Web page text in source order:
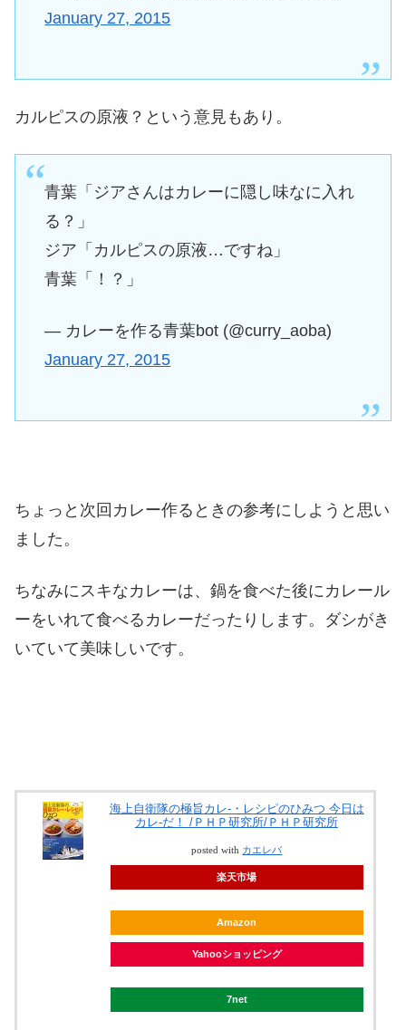
January 27, 2015
カルピスの原液？という意見もあり。
青葉「ジアさんはカレーに隠し味なに入れ
る？」
ジア「カルピスの原液…ですね」
青葉「！？」
— カレーを作る青葉bot (@curry_aoba)
January 27, 2015
ちょっと次回カレー作るときの参考にしようと思い
ました。
ちなみにスキなカレーは、鍋を食べた後にカレール
ーをいれて食べるカレーだったりします。ダシがき
いていて美味しいです。
海上自衛隊の極旨カレ-・レシピのひみつ 今日は
カレ-だ！ /ＰＨＰ研究所/ＰＨＰ研究所
posted with カエレバ
楽天市場
Amazon
Yahooショッピング
7net